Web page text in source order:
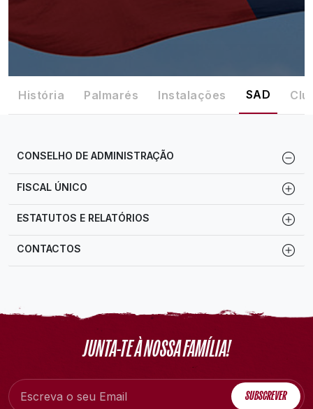
História Palmarés Instalações SAD
CONSELHO DE ADMINISTRAÇÃO
FISCAL ÚNICO
ESTATUTOS E RELATÓRIOS
CONTACTOS
JUNTA-TE À NOSSA FAMÍLIA!
SUBSCREVER